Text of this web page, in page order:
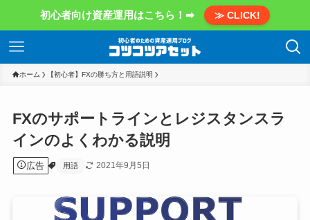
初心者向け資産運用はこちら！➡ ≫ CLICK!
ホーム 【初心者】FXの勝ち方と用語説明
FXのサポートラインとレジスタンスラ
インのよくわかる説明
広告 用語 2021年9月5日